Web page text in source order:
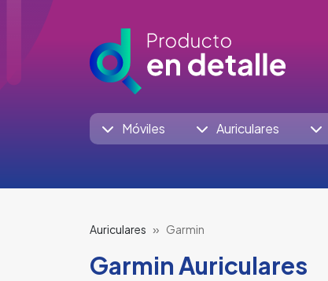
Móviles Auriculares
Auriculares Garmin
Garmin Auriculares